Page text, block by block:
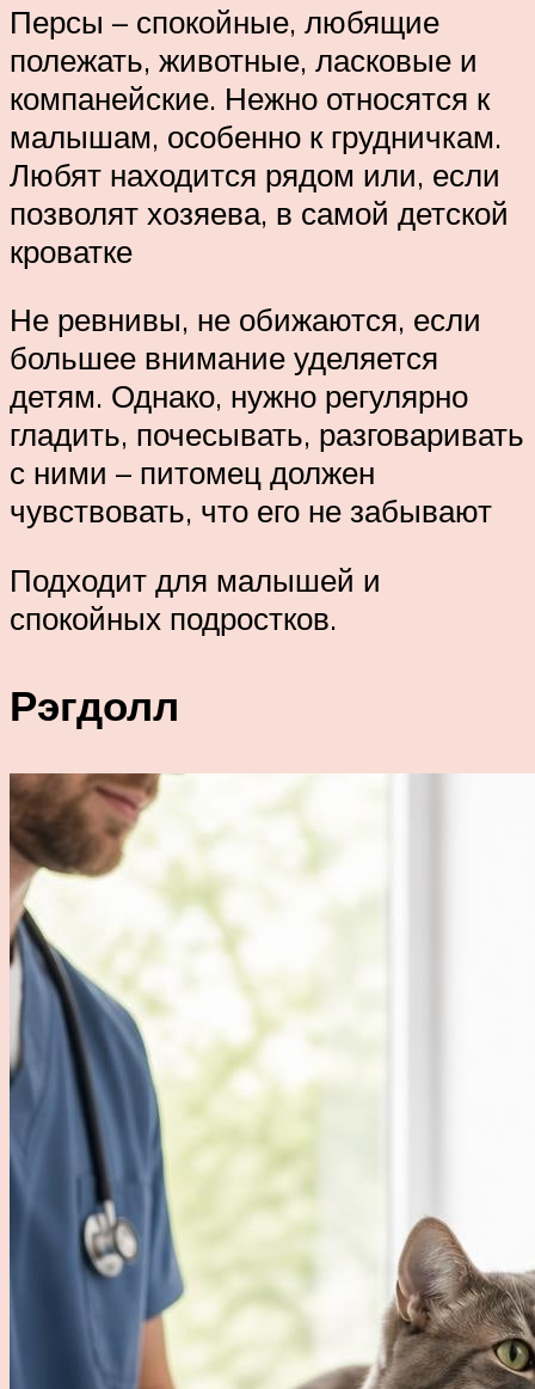
Персы – спокойные, любящие
полежать, животные, ласковые и
компанейские. Нежно относятся к
малышам, особенно к грудничкам.
Любят находится рядом или, если
позволят хозяева, в самой детской
кроватке
Не ревнивы, не обижаются, если
большее внимание уделяется
детям. Однако, нужно регулярно
гладить, почесывать, разговаривать
с ними – питомец должен
чувствовать, что его не забывают
Подходит для малышей и
спокойных подростков.
Рэгдолл